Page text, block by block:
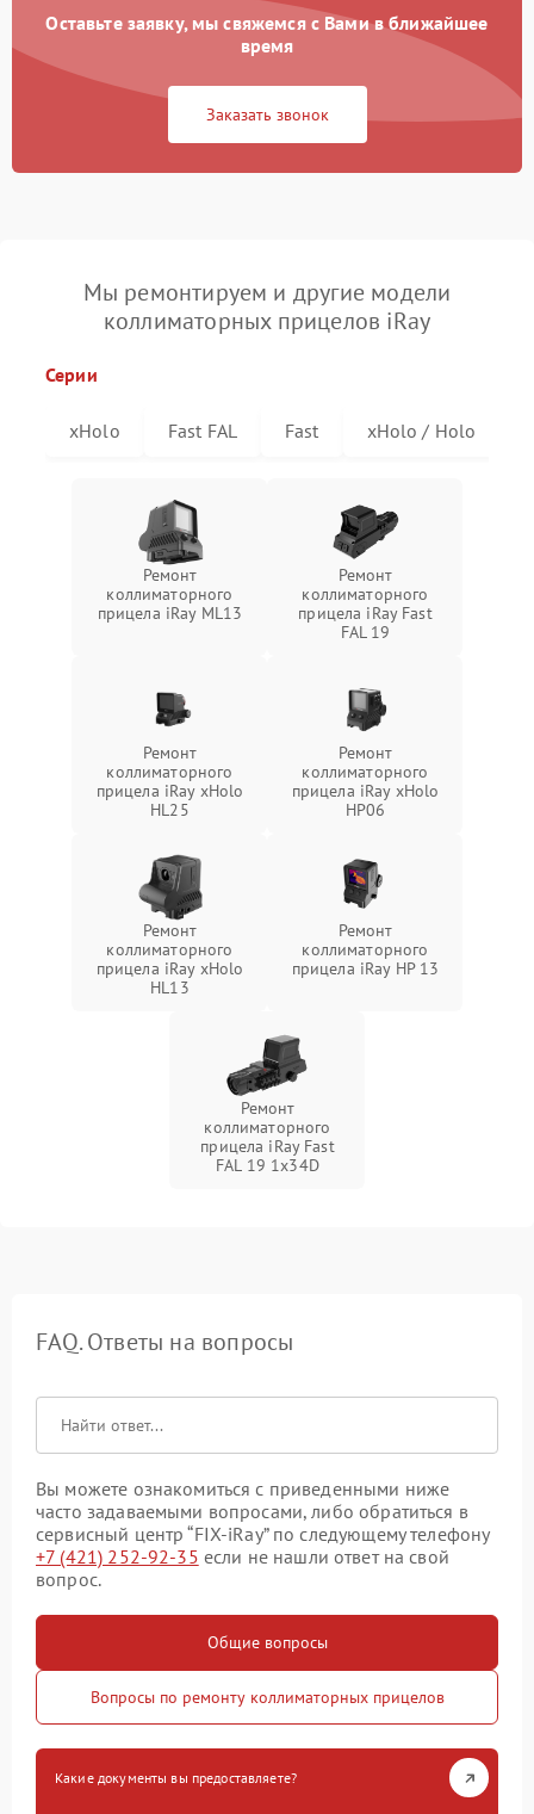
Оставьте заявку, мы свяжемся с Вами в ближайшее
время
Заказать звонок
Мы ремонтируем и другие модели
коллиматорных прицелов iRay
Серии
xHolo Fast FAL Fast xHolo / Holo
Ремонт
коллиматорного
прицела iRay ML13
Ремонт
коллиматорного
прицела iRay Fast
FAL 19
Ремонт
коллиматорного
прицела iRay xHolo
HL25
Ремонт
коллиматорного
прицела iRay xHolo
HP06
Ремонт
коллиматорного
прицела iRay xHolo
HL13
Ремонт
коллиматорного
прицела iRay HP 13
Ремонт
коллиматорного
прицела iRay Fast
FAL 19 1x34D
FAQ. Ответы на вопросы
Вы можете ознакомиться с приведенными ниже
часто задаваемыми вопросами, либо обратиться в
сервисный центр “FIX-iRay” по следующему телефону
+7 (421) 252-92-35 если не нашли ответ на свой
вопрос.
Общие вопросы
Вопросы по ремонту коллиматорных прицелов
Какие документы вы предоставляете?